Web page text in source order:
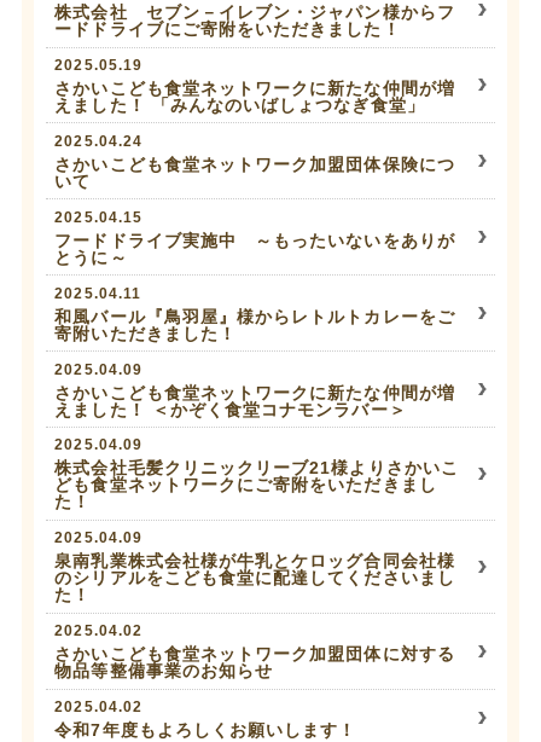
株式会社 セブン－イレブン・ジャパン様からフ
ードドライブにご寄附をいただきました！
2025.05.19
さかいこども食堂ネットワークに新たな仲間が増
えました！ 「みんなのいばしょつなぎ食堂」
2025.04.24
さかいこども食堂ネットワーク加盟団体保険につ
いて
2025.04.15
フードドライブ実施中 ～もったいないをありが
とうに～
2025.04.11
和風バール『鳥羽屋』様からレトルトカレーをご
寄附いただきました！
2025.04.09
さかいこども食堂ネットワークに新たな仲間が増
えました！ ＜かぞく食堂コナモンラバー＞
2025.04.09
株式会社毛髪クリニックリーブ21様よりさかいこ
ども食堂ネットワークにご寄附をいただきまし
た！
2025.04.09
泉南乳業株式会社様が牛乳とケロッグ合同会社様
のシリアルをこども食堂に配達してくださいまし
た！
2025.04.02
さかいこども食堂ネットワーク加盟団体に対する
物品等整備事業のお知らせ
2025.04.02
令和7年度もよろしくお願いします！